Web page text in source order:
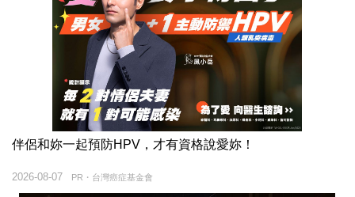
伴侶和妳一起預防HPV，才有資格說愛妳！
PR・台灣癌症基金會
2026-08-07